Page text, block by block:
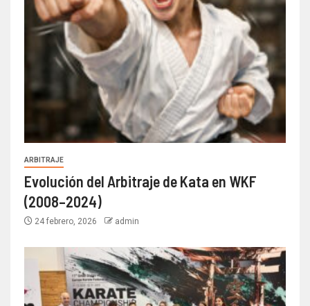
ARBITRAJE
Evolución del Arbitraje de Kata en WKF
(2008–2024)
24 febrero, 2026 admin